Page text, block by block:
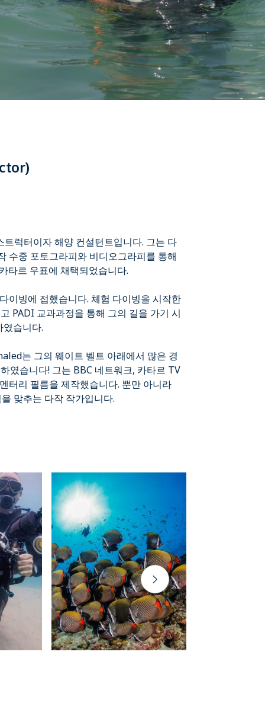
럭터이자 해양 컨설턴트입니다. 그는 다
수중 포토그라피와 비디오그라피를 통해
타르 우표에 채택되었습니다.
이빙에 접했습니다. 체험 다이빙을 시작한
PADI 교과과정을 통해 그의 길을 가기 시
습니다.
는 그의 웨이트 벨트 아래에서 많은 경
였습니다! 그는 BBC 네트워크, 카타르 TV
터리 필름을 제작했습니다. 뿐만 아니라
맞추는 다작 작가입니다.